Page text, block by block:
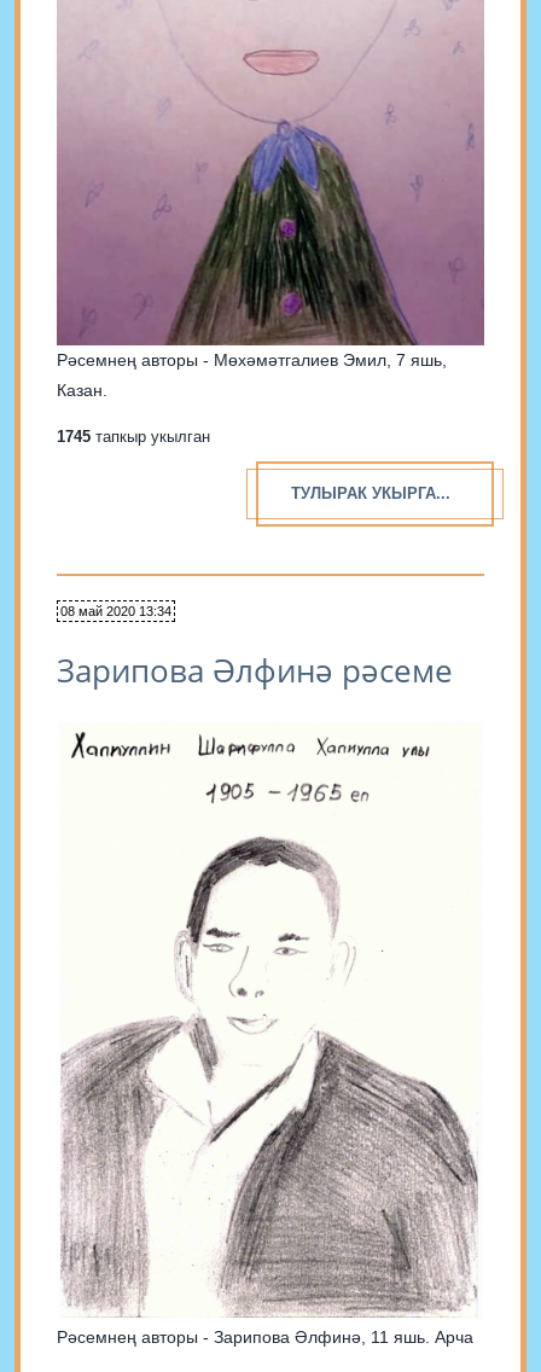
Рәсемнең авторы - Мөхәмәтгалиев Эмил, 7 яшь,
Казан.
1745 тапкыр укылган
ТУЛЫРАК УКЫРГА...
08 май 2020 13:34
Зарипова Әлфинә рәсеме
Рәсемнең авторы - Зарипова Әлфинә, 11 яшь. Арча